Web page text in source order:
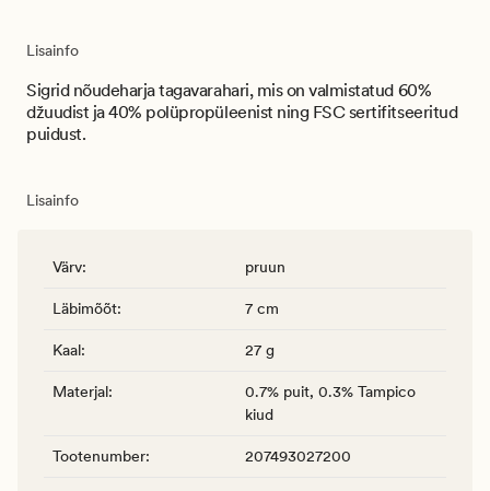
Lisainfo
Sigrid nõudeharja tagavarahari, mis on valmistatud 60%
džuudist ja 40% polüpropüleenist ning FSC sertifitseeritud
puidust.
Lisainfo
Värv: pruun
Läbimõõt: 7 cm
Kaal: 27 g
Materjal:
0.7% puit, 0.3% Tampico
kiud
Tootenumber: 207493027200